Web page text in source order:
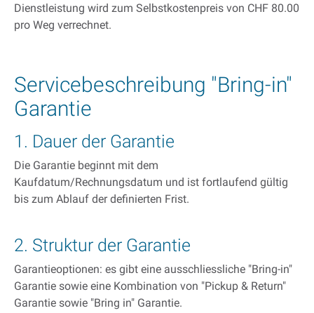
Dienstleistung wird zum Selbstkostenpreis von CHF 80.00
pro Weg verrechnet.
Servicebeschreibung "Bring-in"
Garantie
1. Dauer der Garantie
Die Garantie beginnt mit dem
Kaufdatum/Rechnungsdatum und ist fortlaufend gültig
bis zum Ablauf der definierten Frist.
2. Struktur der Garantie
Garantieoptionen: es gibt eine ausschliessliche "Bring-in"
Garantie sowie eine Kombination von "Pickup & Return"
Garantie sowie "Bring in" Garantie.